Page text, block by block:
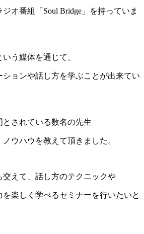
オ番組「Soul Bridge」を持っていま
う媒体を通じて、
ョンや話し方を学ぶことが出来てい
とされている数名の先生
ウハウを教えて頂きました。
交えて、話し方のテクニックや
楽しく学べるセミナーを行いたいと